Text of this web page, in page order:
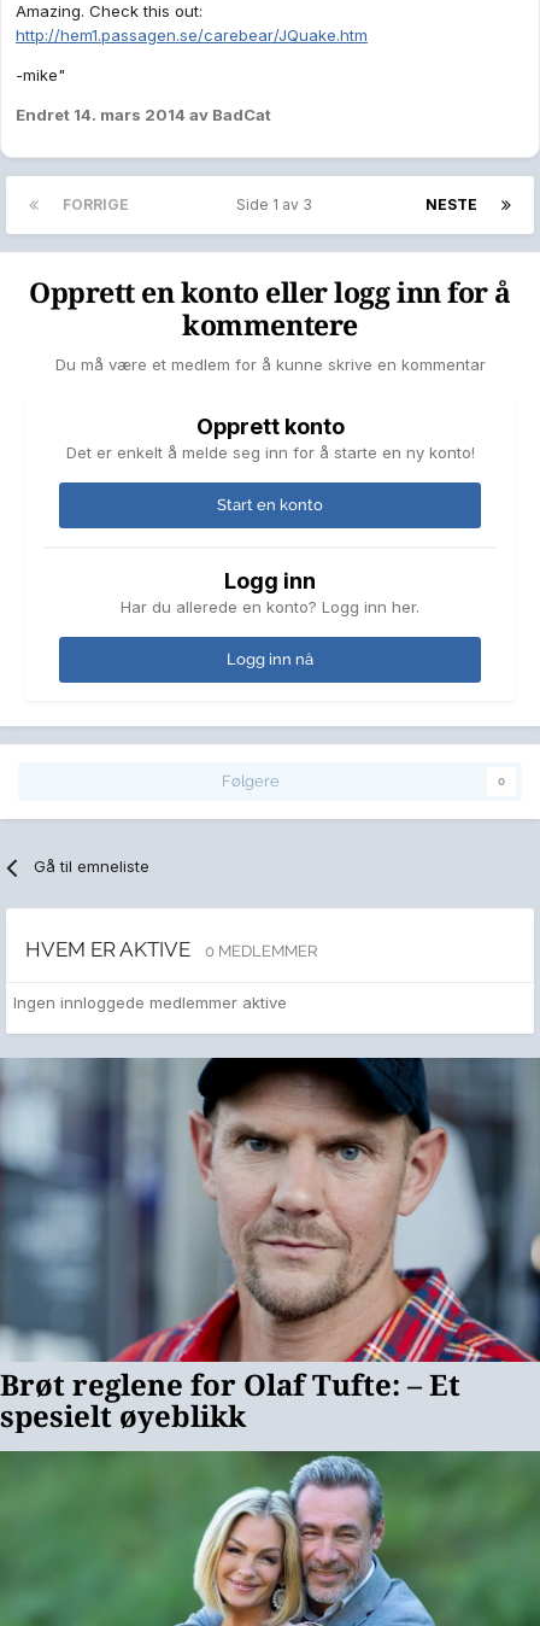
Amazing. Check this out:
http://hem1.passagen.se/carebear/JQuake.htm
-mike"
Endret 14. mars 2014 av BadCat
FORRIGE NESTE
Side 1 av 3
Opprett en konto eller logg inn for å
kommentere
Du må være et medlem for å kunne skrive en kommentar
Opprett konto
Det er enkelt å melde seg inn for å starte en ny konto!
Start en konto
Logg inn
Har du allerede en konto? Logg inn her.
Logg inn nå
Følgere 0
Gå til emneliste
HVEM ER AKTIVE 0 MEDLEMMER
Ingen innloggede medlemmer aktive